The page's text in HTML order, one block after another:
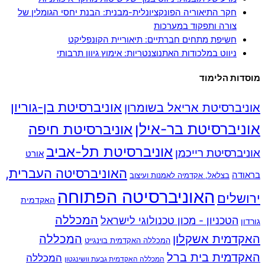
חקר התיאוריה הפונקציונלית-מבנית: הבנת יחסי הגומלין של
צורה ותפקוד במערכות
חשיפת מתחים חברתיים: תיאוריית הקונפליקט
ניווט במלכודות האתנוצנטריות: אימוץ גיוון תרבותי
מוסדות הלימוד
אוניברסיטת אריאל בשומרון אוניברסיטת בן-גוריון
אוניברסיטת בר-אילן אוניברסיטת חיפה
אוניברסיטת רייכמן אוניברסיטת תל-אביב אורט
בראודה בצלאל, אקדמיה לאמנות ועיצוב האוניברסיטה העברית,
ירושלים האוניברסיטה הפתוחה האקדמית
גורדון הטכניון - מכון טכנולוגי לישראל המכללה
האקדמית אשקלון המכללה האקדמית בוינגייט המכללה
האקדמית בית ברל המכללה האקדמית גבעת וושינגטון המכללה